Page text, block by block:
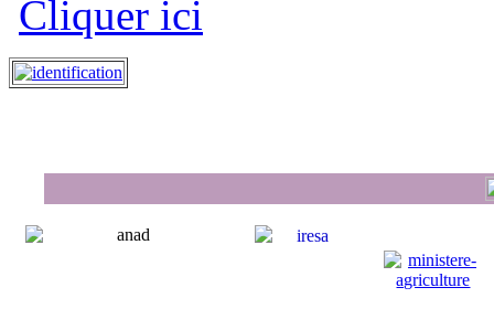
Cliquer ici